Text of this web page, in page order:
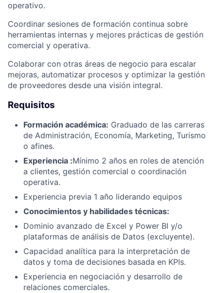
operativo.
Coordinar sesiones de formación continua sobre
herramientas internas y mejores prácticas de gestión
comercial y operativa.
Colaborar con otras áreas de negocio para escalar
mejoras, automatizar procesos y optimizar la gestión
de proveedores desde una visión integral.
Requisitos
Formación académica: Graduado de las carreras
de Administración, Economía, Marketing, Turismo
o afines.
Experiencia :Mínimo 2 años en roles de atención
a clientes, gestión comercial o coordinación
operativa.
Experiencia previa 1 año liderando equipos
Conocimientos y habilidades técnicas:
Dominio avanzado de Excel y Power BI y/o
plataformas de análisis de Datos (excluyente).
Capacidad analítica para la interpretación de
datos y toma de decisiones basada en KPIs.
Experiencia en negociación y desarrollo de
relaciones comerciales.